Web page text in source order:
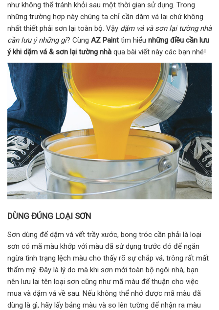
như không thể tránh khỏi sau một thời gian sử dụng. Trong
những trường hợp này chúng ta chỉ cần dặm vá lại chứ không
nhất thiết phải sơn lại toàn bộ. Vậy dặm vá và sơn lại tường nhà
cần lưu ý những gì? Cùng AZ Painttìm hiểu những điều cần lưu
ý khi dặm vá & sơn lại tường nhà qua bài viết này các bạn nhé!
DÙNG ĐÚNG LOẠI SƠN
Sơn dùng để dặm vá vết trầy xước, bong tróc cần phải là loại
sơn có mã màu khớp với màu đã sử dụng trước đó để ngăn
ngừa tình trạng lệch màu cho thấy rõ sự chắp vá, trông rất mất
thẩm mỹ. Đây là lý do mà khi sơn mới toàn bộ ngôi nhà, bạn
nên lưu lại tên loại sơn cũng như mã màu để thuận cho việc
mua và dặm vá về sau. Nếu không thể nhớ được mã màu đã
dùng là gì, hãy lấy bảng màu và so lên tường để nhận ra màu